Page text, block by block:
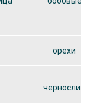
орехи
чернослив